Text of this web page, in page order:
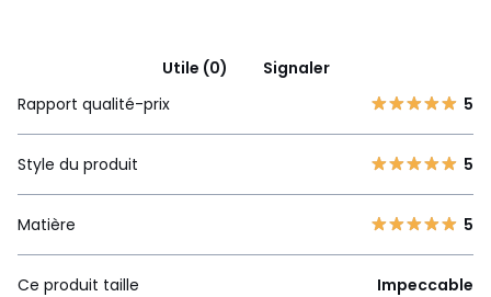
Utile (0)
Signaler
Rapport qualité-prix
5
Style du produit 5
Matière 5
Ce produit taille Impeccable